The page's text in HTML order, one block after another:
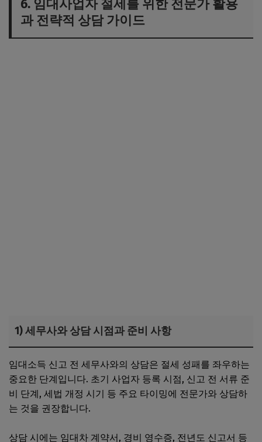
6. 임대사업자 절세를 위한 전문가 활용
과 전략적 상담 가이드
1) 세무사와 상담 시점과 준비 사항
임대소득 신고 전 세무사와의 상담은 절세 성패를 좌우하는
중요한 단계입니다. 초기 사업자 등록 시점, 신고 전 서류 준
비 단계, 세법 개정 시기 등 주요 타이밍에 전문가와 상담하
는 것을 권장합니다.
상담 시에는 임대차 계약서, 경비 영수증, 전년도 신고서 등